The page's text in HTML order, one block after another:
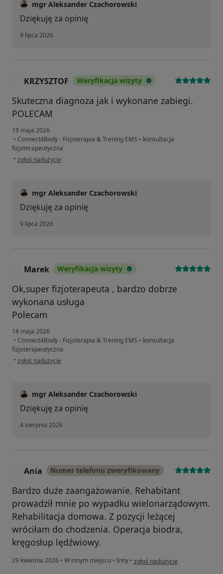
mgr Aleksander Czachorowski
Dziękuję za opinię
9 lipca 2026
KRZYSZTOF Weryfikacja wizyty
Skuteczna diagnoza jak i wykonane zabiegi.
POLECAM
19 maja 2026
• Connect4Body - Fizjoterapia & Trening EMS • konsultacja
fizjoterapeutyczna
• w opinii użytkownika KRZYSZTOF
zgłoś nadużycie
mgr Aleksander Czachorowski
Dziękuję za opinię
9 lipca 2026
Marek Weryfikacja wizyty
Ok,super fizjoterapeuta , bardzo dobrze
wykonana usługa
Polecam
18 maja 2026
• Connect4Body - Fizjoterapia & Trening EMS • konsultacja
fizjoterapeutyczna
• w opinii użytkownika Marek
zgłoś nadużycie
mgr Aleksander Czachorowski
Dziękuję za opinię
4 sierpnia 2026
Ania Numer telefonu zweryfikowany
Bardzo duże zaangażowanie. Rehabitant
prowadził mnie po wypadku wielonarządowym.
Rehabilitacja domowa. Z pozycji leżącej
wróciłam do chodzenia. Operacja biodra,
kręgosłup lędźwiowy.
29 kwietnia 2026 • W innym miejscu • Inny • w opinii użytkownika Ania
zgłoś nadużycie